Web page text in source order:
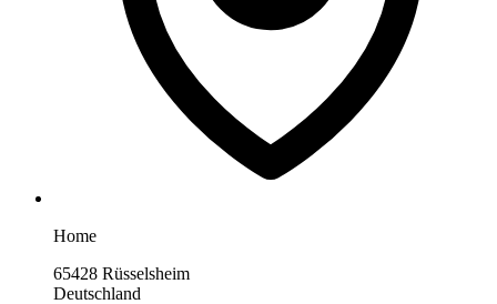
Home
65428 Rüsselsheim
Deutschland